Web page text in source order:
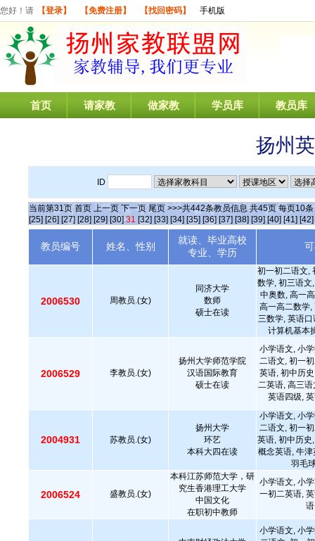
您好！请 【登录】 【免费注册】 【找回密码】 手机版
首页 请家教 做家教 学员库 教员库
扬州
ID
当前第31页 首页 上一页 下一页 尾页 >>>共442条教员信息 共45页 每页10条
[25] [26] [27] [28] [29] [30] 31 [32] [33] [34] [35] [36] [37] [38] [39] [40] [41] [42]
教员编号 姓名、性别
就读、毕业高校
专业、学历
2006530 周教员.(女)
同济大学
数师
硕士在读
初一初二语文,
数学, 初三语文
中奥数, 高一
高一高二数学,
三数学, 英语
计算机基本
2006529 李教员.(女)
扬州大学师范学院
汉语国际教育
硕士在读
小学语文, 小
二语文, 初一
英语, 初中历
二英语, 高三
英语四级,
2004931 苏教员.(女)
扬州大学
环艺
本科大四在读
小学语文, 小
二语文, 初一
英语, 初中历史
概念英语, 牛
羽毛
2006524 盛教员.(女)
本科江苏师范大学，研
究生香港理工大学
中国文化
在职初中教师
小学语文, 小
一初二英语,
小学语文, 小